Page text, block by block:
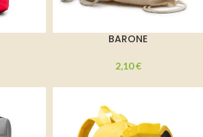
BARONE
2,10€